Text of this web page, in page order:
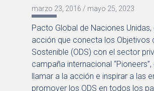
marzo 23, 2016 / mayo 25, 2023
Pacto Global de Naciones
acción que conecta los Objetivos
Sostenible (ODS) con el sector
campaña internacional
llamar a la acción e inspirar a las
promover los ODS en todos los